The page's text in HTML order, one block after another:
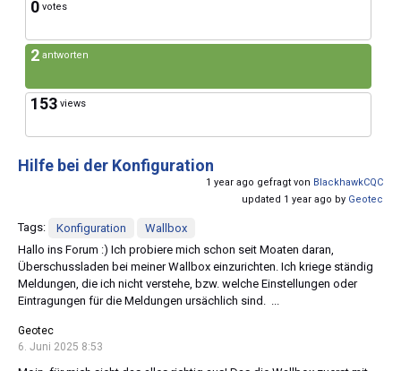
0 votes
2 antworten
153 views
Hilfe bei der Konfiguration
1 year ago gefragt von BlackhawkCQC
updated 1 year ago by Geotec
Tags: Konfiguration
Wallbox
Hallo ins Forum :) Ich probiere mich schon seit Moaten daran,
Überschussladen bei meiner Wallbox einzurichten. Ich kriege ständig
Meldungen, die ich nicht verstehe, bzw. welche Einstellungen oder
Eintragungen für die Meldungen ursächlich sind. ...
Geotec
6. Juni 2025 8:53